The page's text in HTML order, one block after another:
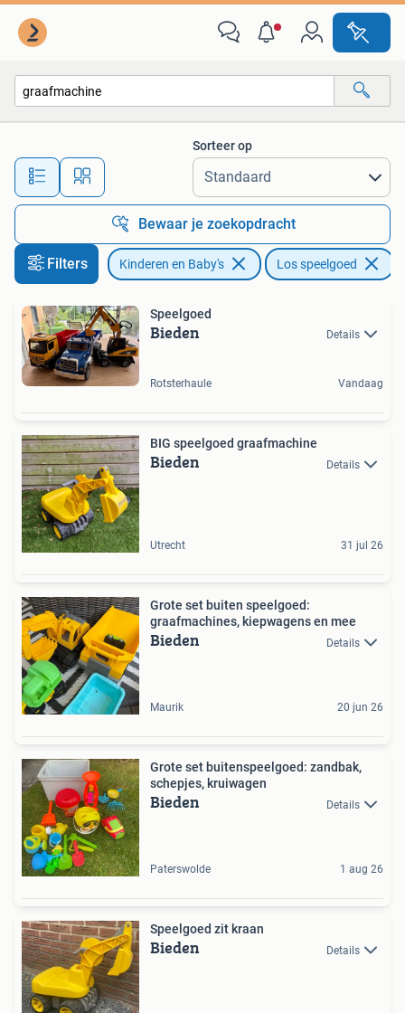
Alle afstanden…
Sorteer op
Bewaar je zoekopdracht
Filters Kinderen en Baby's Los speelgoed
Speelgoed
Bieden Details
Rotsterhaule Vandaag
BIG speelgoed graafmachine
Bieden Details
Utrecht 31 jul 26
Grote set buiten speelgoed:
graafmachines, kiepwagens en mee
Bieden Details
Maurik 20 jun 26
Grote set buitenspeelgoed: zandbak,
schepjes, kruiwagen
Bieden Details
Paterswolde 1 aug 26
Speelgoed zit kraan
Bieden Details